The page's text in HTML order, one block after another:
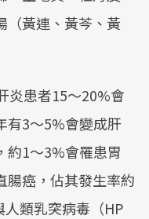
（黃連、黃芩、黃
炎患者15～20%會
有3～5%會變成肝
約1～3%會罹患胃
腸癌，佔其發生率約
類乳突病毒（HP